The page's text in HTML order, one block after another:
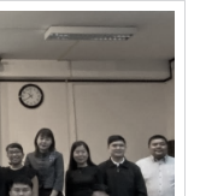
ลัยแม่โจ้เพื่อหารือ
ระหว่างสองสถาบัน